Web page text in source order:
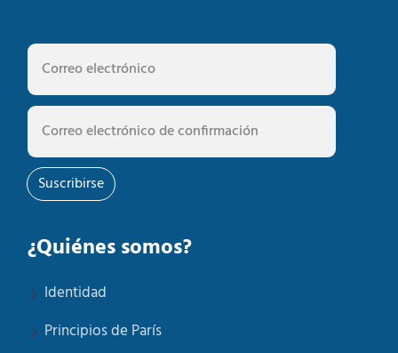
Suscribirse
¿Quiénes somos?
Identidad
Principios de París